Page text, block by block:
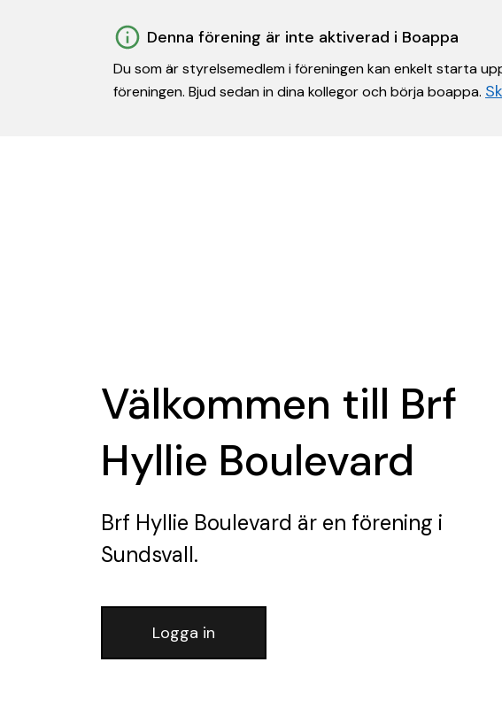
Denna förening är inte aktiverad i Boappa
Du som är styrelsemedlem i föreningen kan enkelt starta
föreningen. Bjud sedan in dina kollegor och börja boappa.
Välkommen till Brf
Hyllie Boulevard
Brf Hyllie Boulevard är en förening i
Sundsvall.
Logga in